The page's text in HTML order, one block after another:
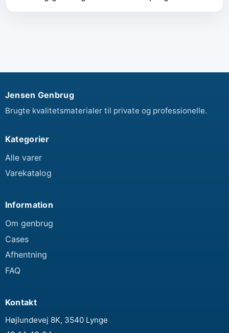
Jensen Genbrug
Brugte kvalitetsmaterialer til private og professionelle.
Kategorier
Alle varer
Varekatalog
Information
Om genbrug
Cases
Afhentning
FAQ
Kontakt
Højlundevej 8K, 3540 Lynge